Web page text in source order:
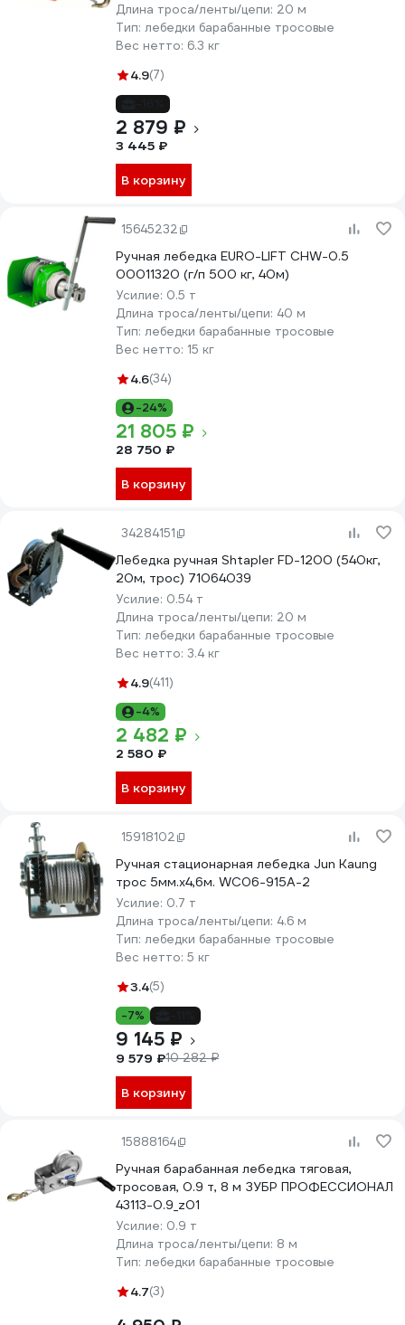
Длина троса/ленты/цепи: 20 м
Тип: лебедки барабанные тросовые
Вес нетто: 6.3 кг
4.9(7)
2 879 ₽
3 445 ₽
В корзину
15645232
Ручная лебедка EURO-LIFT CHW-0.5
00011320 (г/п 500 кг, 40м)
Усилие: 0.5 т
Длина троса/ленты/цепи: 40 м
Тип: лебедки барабанные тросовые
Вес нетто: 15 кг
4.6(34)
-24%
21 805 ₽
28 750 ₽
В корзину
34284151
Лебедка ручная Shtapler FD-1200 (540кг,
20м, трос) 71064039
Усилие: 0.54 т
Длина троса/ленты/цепи: 20 м
Тип: лебедки барабанные тросовые
Вес нетто: 3.4 кг
4.9(411)
-4%
2 482 ₽
2 580 ₽
В корзину
15918102
Ручная стационарная лебедка Jun Kaung
трос 5мм.x4,6м. WC06-915A-2
Усилие: 0.7 т
Длина троса/ленты/цепи: 4.6 м
Тип: лебедки барабанные тросовые
Вес нетто: 5 кг
3.4(5)
-7%
9 145 ₽
9 579 ₽10 282 ₽
В корзину
15888164
Ручная барабанная лебедка тяговая,
тросовая, 0.9 т, 8 м ЗУБР ПРОФЕССИОНАЛ
43113-0.9_z01
Усилие: 0.9 т
Длина троса/ленты/цепи: 8 м
Тип: лебедки барабанные тросовые
4.7(3)